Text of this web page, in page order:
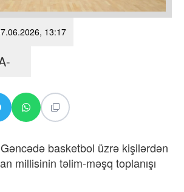
13:17
basketbol üzrə kişilərdən
millisinin təlim-məşq toplanışı